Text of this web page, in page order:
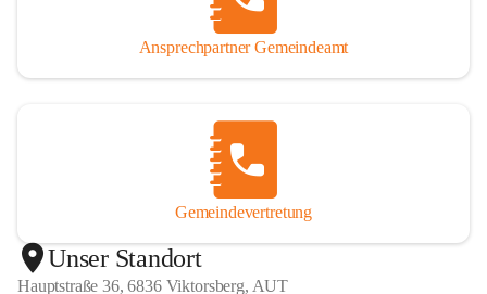
Ansprechpartner Gemeindeamt
Gemeindevertretung
Unser Standort
Hauptstraße 36, 6836 Viktorsberg, AUT